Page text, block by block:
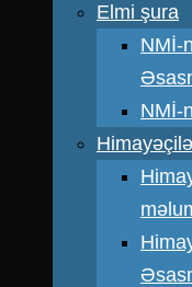
Elmi şura
NMİ-
NMİ-